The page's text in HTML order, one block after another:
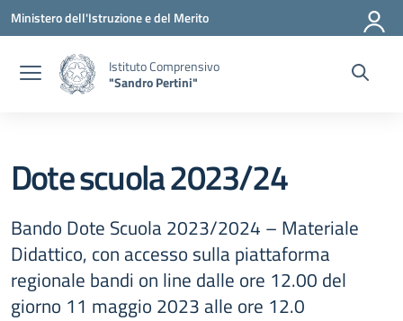
Vai ai contenuti
Vai al menu di navigazione
Vai al footer
Ministero dell'Istruzione e del Merito
Istituto Comprensivo
"Sandro Pertini"
Dote scuola 2023/24
Bando Dote Scuola 2023/2024 – Materiale
Didattico, con accesso sulla piattaforma
regionale bandi on line dalle ore 12.00 del
giorno 11 maggio 2023 alle ore 12.0